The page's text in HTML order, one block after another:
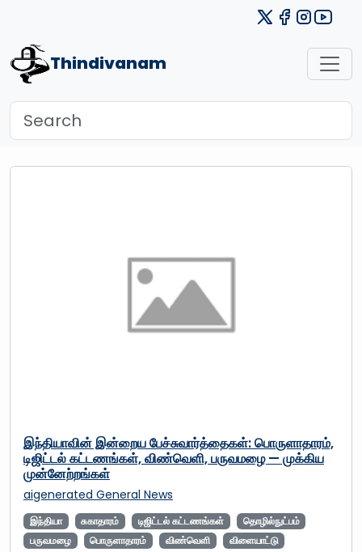
Thindivanam
இந்தியாவின் இன்றைய பேச்சுவார்த்தைகள்: பொருளாதாரம்,
டிஜிட்டல் கட்டணங்கள், விண்வெளி, பருவமழை — முக்கிய
முன்னேற்றங்கள்
aigenerated General News
இந்தியா சுகாதாரம் டிஜிட்டல் கட்டணங்கள்
தொழில்நுட்பம்
பருவமழை
பொருளாதாரம் விண்வெளி விளையாட்டு